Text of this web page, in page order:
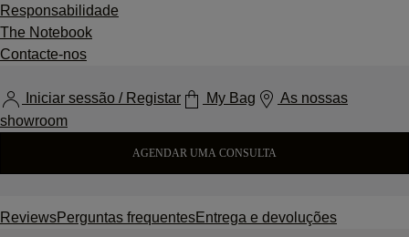
Responsabilidade
The Notebook
Contacte-nos
Iniciar sessão / Registar My Bag
As nossas
showroom
AGENDAR UMA CONSULTA
ReviewsPerguntas frequentesEntrega e devoluções